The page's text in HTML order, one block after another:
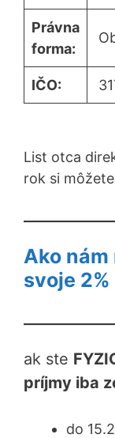
Právna
forma:
IČO:
List otca
rok si
Ako
svoje
ak ste
príjmy iba
do